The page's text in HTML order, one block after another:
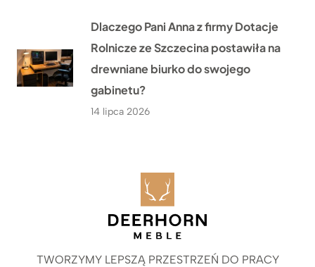
Dlaczego Pani Anna z firmy Dotacje
Rolnicze ze Szczecina postawiła na
drewniane biurko do swojego
gabinetu?
14 lipca 2026
TWORZYMY LEPSZĄ PRZESTRZEŃ DO PRACY